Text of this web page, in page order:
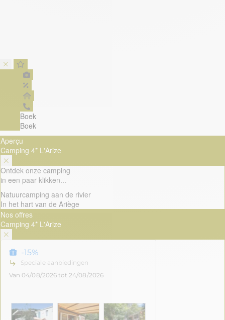
Boek
Boek
Aperçu
Camping 4* L'Arize
Ontdek onze camping
in een paar klikken...
Natuurcamping aan de rivier
In het hart van de Ariège
Nos offres
Camping 4* L'Arize